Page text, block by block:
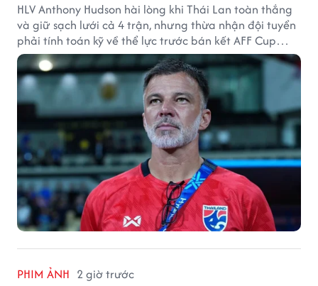
HLV Anthony Hudson hài lòng khi Thái Lan toàn thắng
và giữ sạch lưới cả 4 trận, nhưng thừa nhận đội tuyển
phải tính toán kỹ về thể lực trước bán kết AFF Cup
2026.
PHIM ẢNH 2 giờ trước